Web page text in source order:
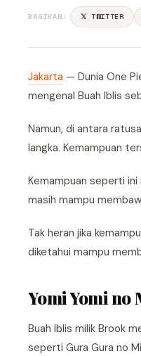
BAGIKAN: 𝕏 TWITTER
Jakarta — Dunia One
mengenal Buah Iblis
Namun, di antara
langka. Kemampuan
Kemampuan seperti
masih mampu
Tak heran jika
diketahui mampu
Yomi Yomi
Buah Iblis milik Brook
seperti Gura Gura no